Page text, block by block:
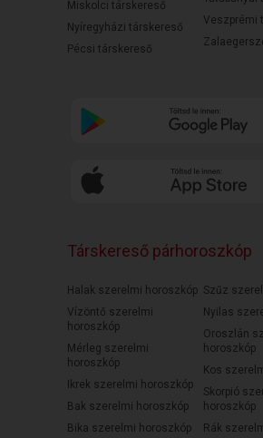
Miskolci társkereső
Nyíregyházi társkereső
Pécsi társkereső
Veszprémi
Társkereső párhoroszkóp
Halak szerelmi horoszkóp
Vízöntő szerelmi
horoszkóp
Mérleg szerelmi
horoszkóp
Ikrek szerelmi horoszkóp
Bak szerelmi horoszkóp
Bika szerelmi horoszkóp
Szűz
Nyilas
Oroszlán
horoszkóp
Kos
Skorpió
horoszkóp
Rák